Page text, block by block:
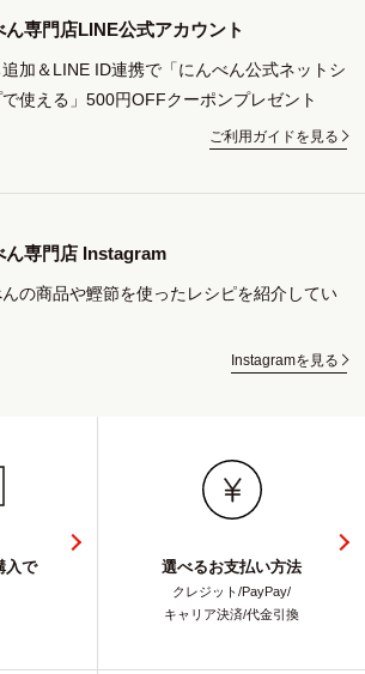
ん専門店LINE公式アカウント
加＆LINE ID連携で「にんべん公式ネットシ
で使える」500円OFFクーポンプレゼント
ご利用ガイドを見る
ん専門店 Instagram
の商品や鰹節を使ったレシピを紹介してい
Instagramを見る
入で
選べるお支払い方法
クレジット/PayPay/
キャリア決済/代金引換